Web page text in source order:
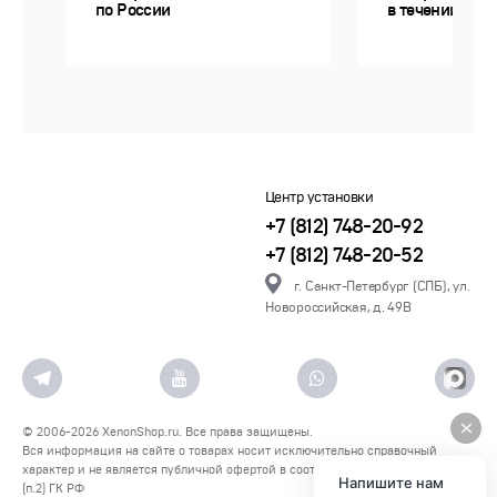
по России
в течении 14
Центр установки
+7 (812) 748-20-92
+7 (812) 748-20-52
г. Санкт-Петербург (СПБ), ул.
Новороссийская, д. 49В
© 2006-2026 XenonShop.ru. Все права защищены.
Вся информация на сайте о товарах носит исключительно справочный
характер и не является публичной офертой в соответствии со статьей 437
(п.2) ГК РФ
Напишите нам